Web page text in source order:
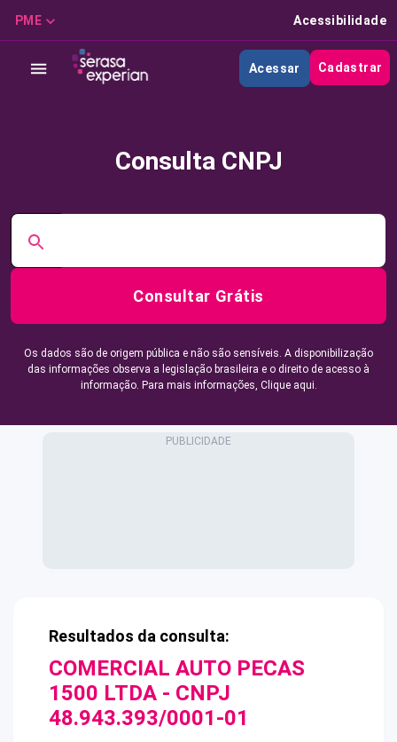
PME Acessibilidade
Acessar Cadastrar
Consulta CNPJ
Consultar Grátis
Os dados são de origem pública e não são sensíveis. A disponibilização
das informações observa a legislação brasileira e o direito de acesso à
informação. Para mais informações, Clique aqui.
Resultados da consulta:
COMERCIAL AUTO PECAS
1500 LTDA - CNPJ
48.943.393/0001-01